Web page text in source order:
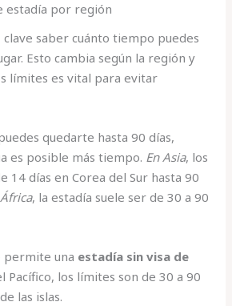
estadía por región
clave saber cuánto tiempo puedes
Esto cambia según la región y
límites es vital para evitar
quedarte hasta 90 días,
es posible más tiempo. En Asia, los
14 días en Corea del Sur hasta 90
, la estadía suele ser de 30 a 90
permite una estadía sin visa de
Pacífico, los límites son de 30 a 90
las islas.